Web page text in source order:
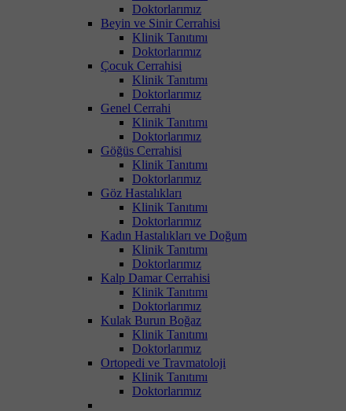
Doktorlarımız
Beyin ve Sinir Cerrahisi
Klinik Tanıtımı
Doktorlarımız
Çocuk Cerrahisi
Klinik Tanıtımı
Doktorlarımız
Genel Cerrahi
Klinik Tanıtımı
Doktorlarımız
Göğüs Cerrahisi
Klinik Tanıtımı
Doktorlarımız
Göz Hastalıkları
Klinik Tanıtımı
Doktorlarımız
Kadın Hastalıkları ve Doğum
Klinik Tanıtımı
Doktorlarımız
Kalp Damar Cerrahisi
Klinik Tanıtımı
Doktorlarımız
Kulak Burun Boğaz
Klinik Tanıtımı
Doktorlarımız
Ortopedi ve Travmatoloji
Klinik Tanıtımı
Doktorlarımız